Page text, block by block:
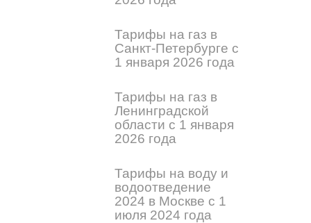
Тарифы на газ в
Санкт-Петербурге с
1 января 2026 года
Тарифы на газ в
Ленинградской
области с 1 января
2026 года
Тарифы на воду и
водоотведение
2024 в Москве с 1
июля 2024 года